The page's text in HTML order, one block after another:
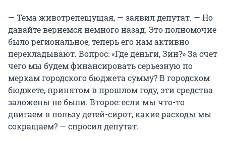
— Тема животрепещущая, — заявил депутат. — Но
давайте вернемся немного назад. Это полномочие
было региональное, теперь его нам активно
перекладывают. Вопрос: «Где деньги, Зин?» За счет
чего мы будем финансировать серьезную по
меркам городского бюджета сумму? В городском
бюджете, принятом в прошлом году, эти средства
заложены не были. Второе: если мы что-то
двигаем в пользу детей-сирот, какие расходы мы
сокращаем? — спросил депутат.